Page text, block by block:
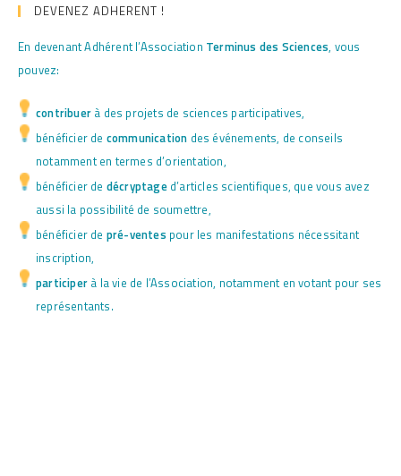
DEVENEZ ADHERENT !
En devenant Adhérent l’Association Terminus des Sciences, vous
pouvez:
contribuer à des projets de sciences participatives,
bénéficier de communication des événements, de conseils
notamment en termes d’orientation,
bénéficier de décryptaged’articles scientifiques, que vous avez
aussi la possibilité de soumettre,
bénéficier de pré-ventes pour les manifestations nécessitant
inscription,
participer à la vie de l’Association, notamment en votant pour ses
représentants.